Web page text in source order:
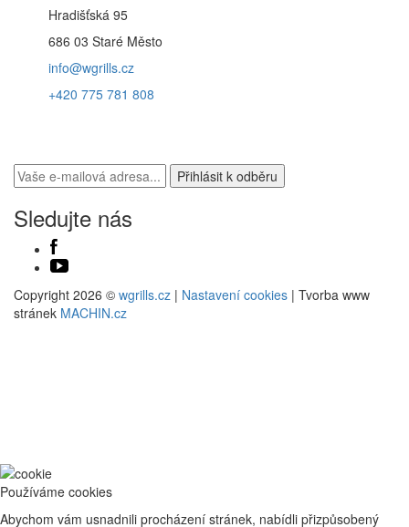
Hradišťská 95
686 03 Staré Město
info@wgrills.cz
+420 775 781 808
Sledujte nás
Copyright 2026 © wgrills.cz | Nastavení cookies | Tvorba www
stránek MACHIN.cz
Používáme cookies
Abychom vám usnadnili procházení stránek, nabídli přizpůsobený